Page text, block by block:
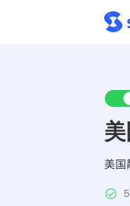
美国